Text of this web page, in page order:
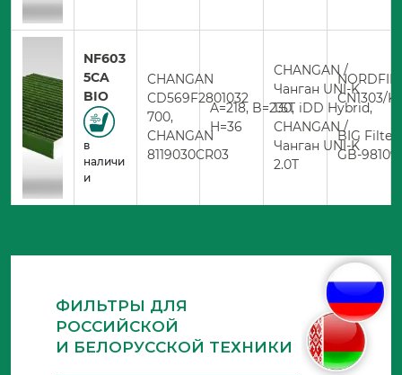
NF603
5CA
BIO
в
наличи
и
CHANGAN
CD569F2801032
700,
CHANGAN
8119030CR03
A=218, B=230,
H=36
CHANGAN /
Чанган UNI-K
1.5T iDD Hybrid,
CHANGAN /
Чанган UNI-K
2.0T
NORDFIL
CN1303/K
BIG Filter
GB-
ФИЛЬТРЫ ДЛЯ
РОССИЙСКОЙ
И БЕЛОРУССКОЙ ТЕХНИКИ